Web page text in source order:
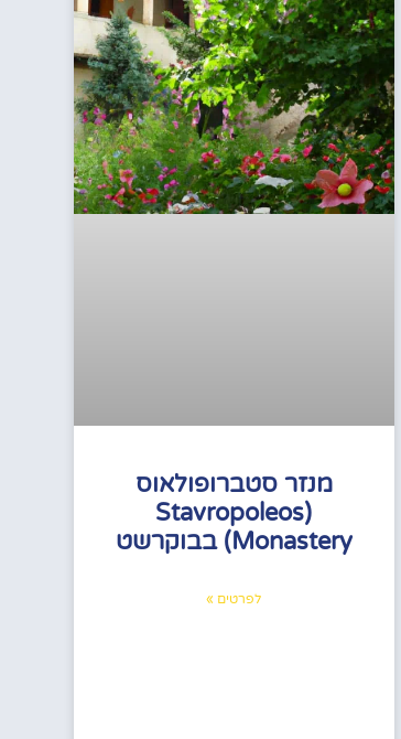
מנזר סטברופולאוס
(Stavropoleos
Monastery) בבוקרשט
לפרטים »